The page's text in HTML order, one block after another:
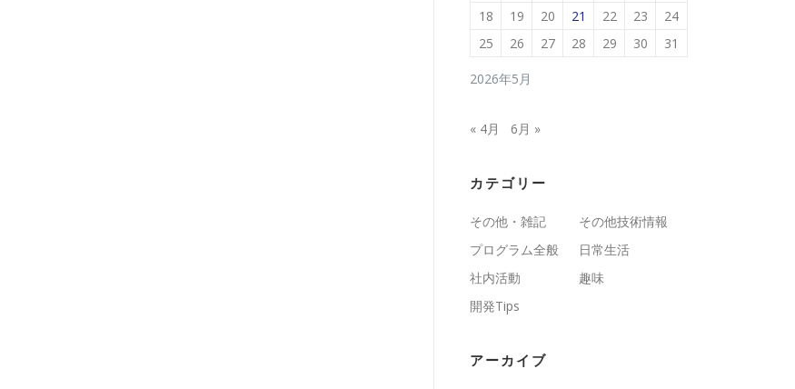
2026年5月
18
19 20 21 22 23
24
25
26 27 28 29 30 31
« 4月 6月 »
カテゴリー
その他・雑記
その他技術情報
プログラム全般
日常生活
社内活動
趣味
開発Tips
アーカイブ